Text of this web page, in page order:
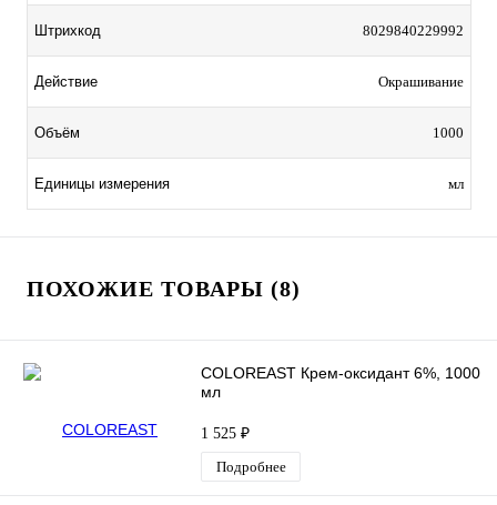
Штрихкод 8029840229992
Действие Окрашивание
Объём 1000
Единицы измерения мл
ПОХОЖИЕ ТОВАРЫ (8)
COLOREAST Крем-оксидант 6%, 1000
мл
1 525 ₽
Подробнее